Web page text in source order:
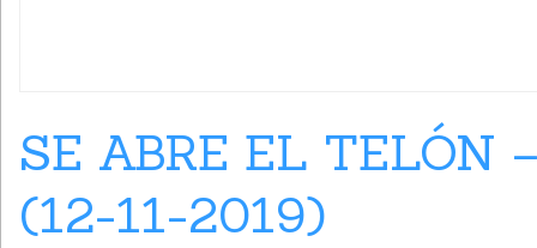
SE ABRE EL TELÓN
(12-11-2019)